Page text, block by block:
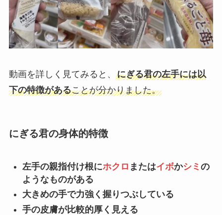
動画を詳しく見てみると、 にぎる君の左手には以
下の特徴があることが分かりました。
にぎる君の身体的特徴
左手の親指付け根にホクロ またはイボかシミ の
ようなものがある
大きめの手で力強く握りつぶしている
手の皮膚が比較的厚く見える